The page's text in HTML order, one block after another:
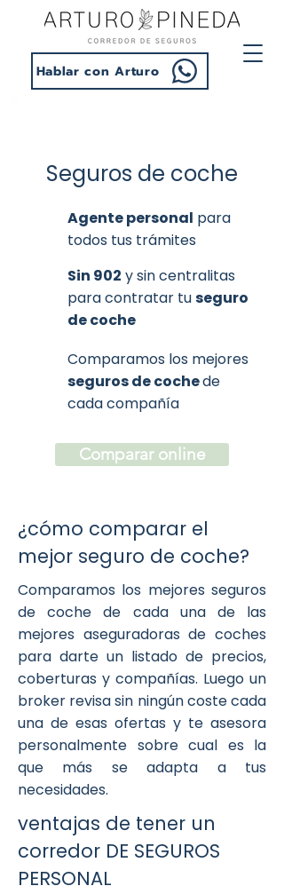
Hablar con Arturo
Seguros de coche
Agente personal para
todos tus trámites
Sin 902 y sin centralitas
para contratar tuseguro
de coche
Comparamos los mejores
seguros de cochede
cada compañía
Comparar online
¿cómo comparar el
mejor seguro de coche?
Comparamos los mejores seguros
de coche de cada una de las
mejores aseguradoras de coches
para darte un listado de precios,
coberturas y compañías. Luego un
broker revisa sin ningún coste cada
una de esas ofertas y te asesora
personalmente sobre cual es la
que más se adapta a tus
necesidades.
ventajas de tener un
corredor DE SEGUROS
PERSONAL